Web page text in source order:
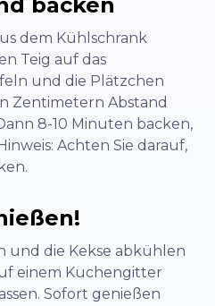
dem Kühlschrank
Teig auf das
und die Plätzchen
Zentimetern Abstand
8-10 Minuten backen,
Achten Sie darauf,
und die Kekse abkühlen
einem Kuchengitter
Sofort genießen